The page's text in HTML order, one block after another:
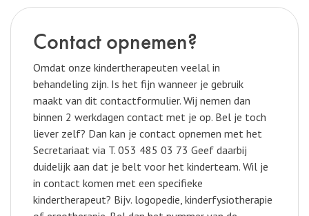
Contact opnemen?
Omdat onze kindertherapeuten veelal in
behandeling zijn. Is het fijn wanneer je gebruik
maakt van dit contactformulier. Wij nemen dan
binnen 2 werkdagen contact met je op. Bel je toch
liever zelf? Dan kan je contact opnemen met het
Secretariaat via T. 053 485 03 73 Geef daarbij
duidelijk aan dat je belt voor het kinderteam. Wil je
in contact komen met een specifieke
kindertherapeut? Bijv. logopedie, kinderfysiotherapie